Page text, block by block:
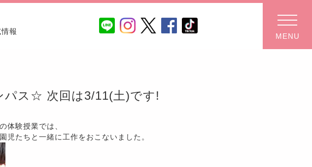
情報
MENU
ス☆ 次回は3/11(土)です!
体験授業では、
児たちと一緒に工作をおこないました。